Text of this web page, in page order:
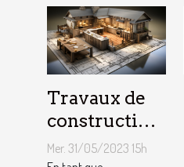
Travaux de
construction
d’une maison
Mer. 31/05/2023 15h